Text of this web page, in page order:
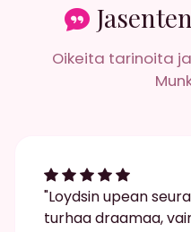
Oikeita tarinoita
"Loydsin upean
turhaa draamaa,